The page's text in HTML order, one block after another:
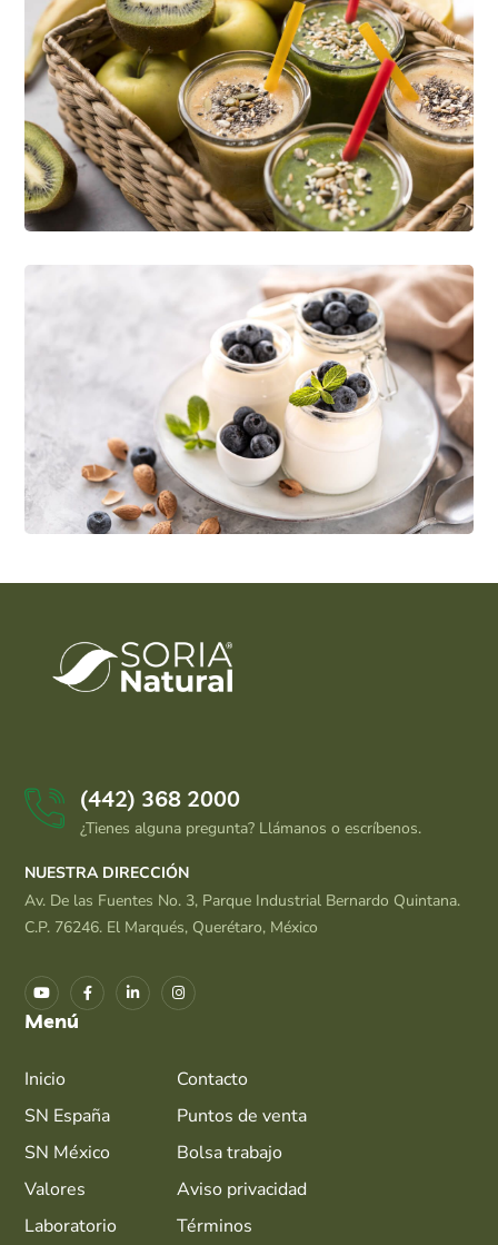
Delicious Ideas
NATURE RECIPES
Enjoy Food
ORGANIC RECIPES
(442) 368 2000
¿Tienes alguna pregunta? Llámanos o escríbenos.
NUESTRA DIRECCIÓN
Av. De las Fuentes No. 3, Parque Industrial Bernardo Quintana.
C.P. 76246. El Marqués, Querétaro, México
Menú
Inicio
SN España
SN México
Valores
Laboratorio
Contacto
Puntos de venta
Bolsa trabajo
Aviso privacidad
Términos